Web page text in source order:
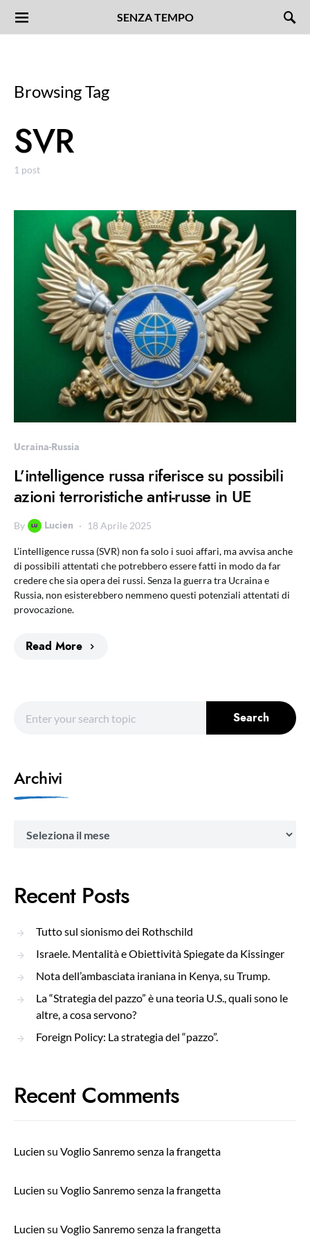
SENZA TEMPO
Browsing Tag
SVR
1 post
Ucraina-Russia
L’intelligence russa riferisce su possibili
azioni terroristiche anti-russe in UE
By Lucien 18 Aprile 2025
L’intelligence russa (SVR) non fa solo i suoi affari, ma avvisa anche
di possibili attentati che potrebbero essere fatti in modo da far
credere che sia opera dei russi. Senza la guerra tra Ucraina e
Russia, non esisterebbero nemmeno questi potenziali attentati di
provocazione.
Read More
Search
Archivi
Recent Posts
Tutto sul sionismo dei Rothschild
Israele. Mentalità e Obiettività Spiegate da Kissinger
Nota dell’ambasciata iraniana in Kenya, su Trump.
La “Strategia del pazzo” è una teoria U.S., quali sono le
altre, a cosa servono?
Foreign Policy: La strategia del “pazzo”.
Recent Comments
Lucien su Voglio Sanremo senza la frangetta
Lucien su Voglio Sanremo senza la frangetta
Lucien su Voglio Sanremo senza la frangetta